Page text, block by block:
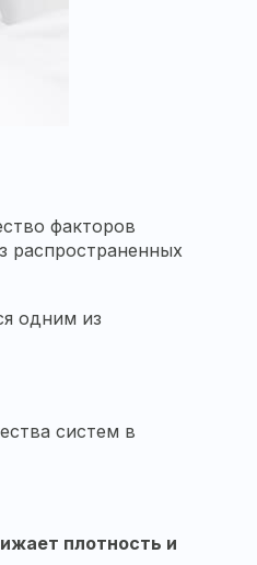
факторов
распространенных
одним из
систем в
плотность и